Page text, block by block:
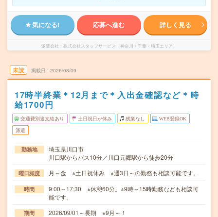
気になる! 応募へ進む 詳しく見る
派遣会社 株式会社スタッフサービス（神奈川・千葉・埼玉エリア）
未読 掲載日 2026/08/09
17時半終業＊12月まで＊入出金確認など＊時
給1700円
交通費別途支給あり 土日祝日が休み 残業なし WEB登録OK
派遣
勤務地
埼玉県川口市
川口駅からバス10分／川口元郷駅から徒歩20分
曜日頻度 月～金 ※土日祝休み ※週3日～の勤務も相談可能です。
時間
9:00～17:30 ※休憩60分。※9時～15時勤務なども相談可
能です。
期間 2026/09/01～長期 ※9月～！